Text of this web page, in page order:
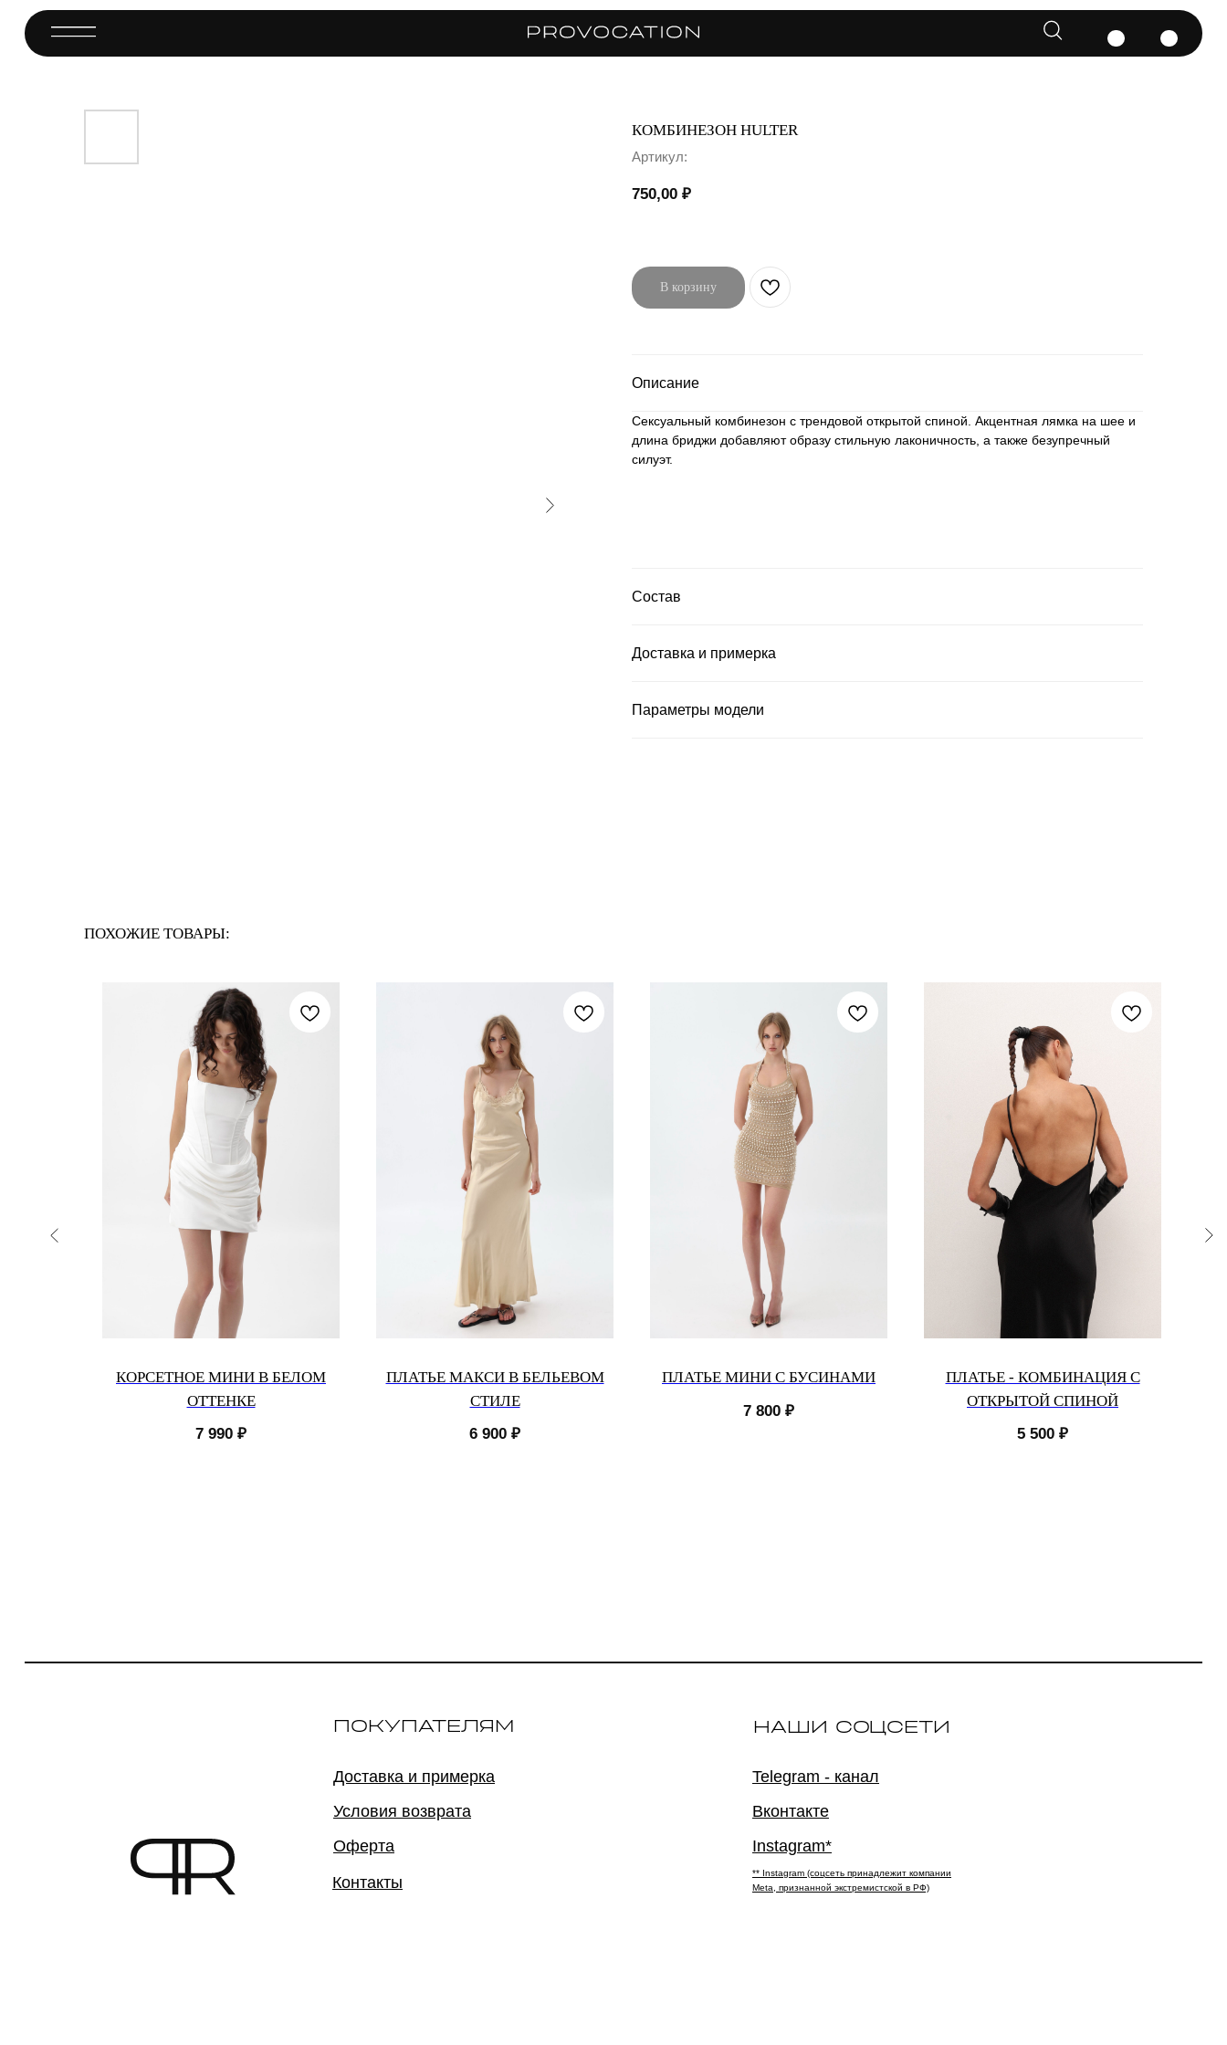
КОМБИНЕЗОН HULTER
Артикул:
750,00 ₽
В корзину
Описание
Сексуальный комбинезон с трендовой открытой спиной. Акцентная лямка на шее и
длина бриджи добавляют образу стильную лаконичность, а также безупречный
силуэт.
Состав
Доставка и примерка
Параметры модели
ПОХОЖИЕ ТОВАРЫ:
КОРСЕТНОЕ МИНИ В БЕЛОМ
ОТТЕНКЕ
7 990 ₽
ПЛАТЬЕ МАКСИ В БЕЛЬЕВОМ
СТИЛЕ
6 900 ₽
ПЛАТЬЕ МИНИ С БУСИНАМИ
7 800 ₽
ПЛАТЬЕ - КОМБИНАЦИЯ С
ОТКРЫТОЙ СПИНОЙ
5 500 ₽
ПОКУПАТЕЛЯМ НАШИ СОЦСЕТИ
Telegram - канал
Вконтакте
Instagram*
** Instagram (соцсеть принадлежит компании
Meta, признанной экстремистской в РФ)
Доставка и примерка
Условия возврата
Оферта
Контакты